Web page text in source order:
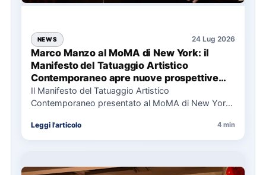
NEWS 24 Lug 2026
Marco Manzo al MoMA di New York: il
Manifesto del Tatuaggio Artistico
Contemporaneo apre nuove prospettive
per il collezionismo
Il Manifesto del Tatuaggio Artistico
Contemporaneo presentato al MoMA di New York
Leggi l'articolo 4 min